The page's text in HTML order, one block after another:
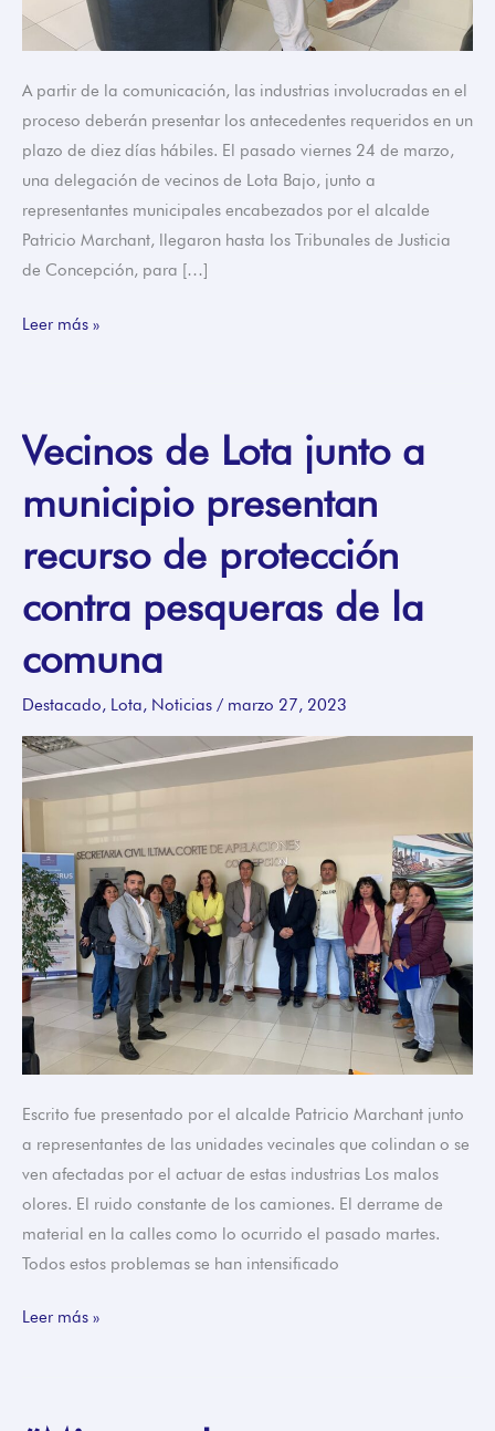
A partir de la comunicación, las industrias involucradas en el
proceso deberán presentar los antecedentes requeridos en un
plazo de diez días hábiles. El pasado viernes 24 de marzo,
una delegación de vecinos de Lota Bajo, junto a
representantes municipales encabezados por el alcalde
Patricio Marchant, llegaron hasta los Tribunales de Justicia
de Concepción, para […]
Leer más »
Vecinos de Lota junto a
municipio presentan
recurso de protección
contra pesqueras de la
comuna
Destacado, Lota, Noticias / marzo 27, 2023
Escrito fue presentado por el alcalde Patricio Marchant junto
a representantes de las unidades vecinales que colindan o se
ven afectadas por el actuar de estas industrias Los malos
olores. El ruido constante de los camiones. El derrame de
material en la calles como lo ocurrido el pasado martes.
Todos estos problemas se han intensificado
Vecinos
de
Lota
a
presentan
de
protección
contra
pesqueras
de
la
comuna
Leer más »